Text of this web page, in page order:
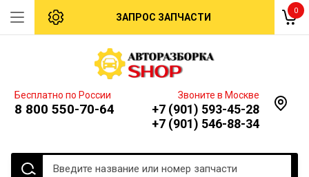
0
ЗАПРОС ЗАПЧАСТИ
Бесплатно по России
8 800 550-70-64
Звоните в Москве
+7 (901) 593-45-28
+7 (901) 546-88-34